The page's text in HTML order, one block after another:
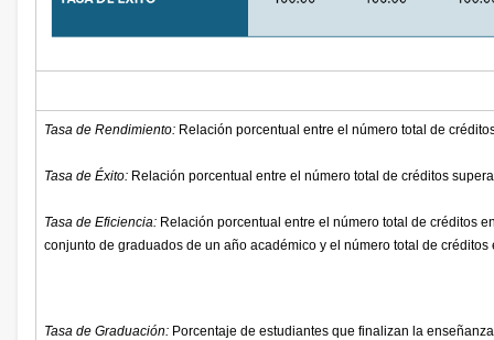
Tasa de Rendimiento: Relación porcentual entre el número total de
Tasa de Éxito: Relación porcentual entre el número total de créditos
Tasa de Eficiencia: Relación porcentual entre el número total de créditos
conjunto de graduados de un año académico y el número total de
Tasa de Graduación: Porcentaje de estudiantes que finalizan la